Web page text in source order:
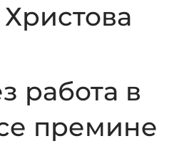
работа в
премине